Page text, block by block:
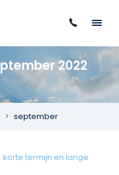
2022
september
termijn en lange